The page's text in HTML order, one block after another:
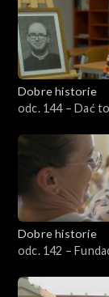
Dobre historie
odc. 144 – Dać
Dobre historie
odc. 142 –